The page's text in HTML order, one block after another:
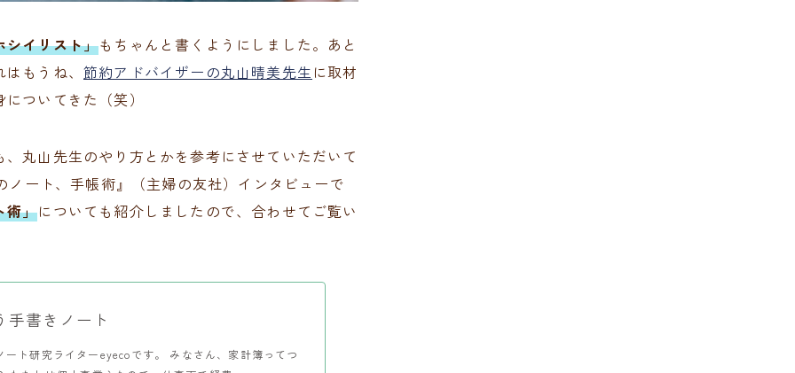
シイリスト」もちゃんと書くようにしました。あと
はもうね、節約アドバイザーの丸山晴美先生 に取材
ついてきた（笑）
丸山先生のやり方とかを参考にさせていただいて
ート、手帳術』（主婦の友社）インタビューで
術」についても紹介しましたので、合わせてご覧い
手書きノート
ート研究ライターeyecoです。 みなさん、家計簿ってつ